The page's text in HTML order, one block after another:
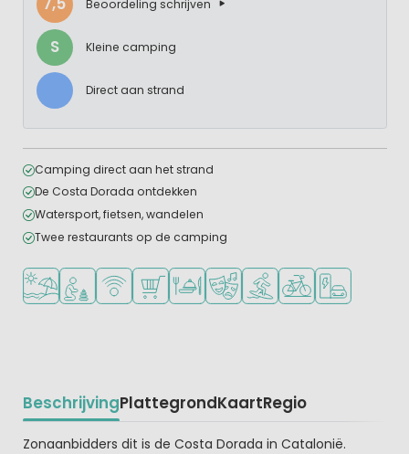
Beoordeling schrijven
S Kleine camping
Direct aan strand
Camping direct aan het strand
De Costa Dorada ontdekken
Watersport, fietsen, wandelen
Twee restaurants op de camping
Ligt bij strand en zee
Aanbevolen voor jonge kinderen
WiFi beschikbaar
Campingwinkel/Supermarkt
Restaurant of pizzeria
Animatieprogramma
Watersportfaciliteiten
Fietsverhuur
Laadpaal
BeschrijvingPlattegrondKaartRegio
Beschrijving
Zonaanbidders dit is de Costa Dorada in Catalonië.